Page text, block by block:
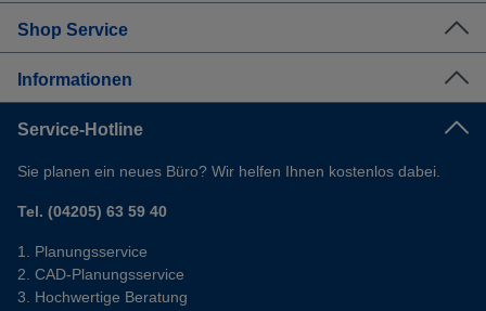
Shop Service
Informationen
Service-Hotline
Sie planen ein neues Büro? Wir helfen Ihnen kostenlos dabei.
Tel. (04205) 63 59 40
Planungsservice
CAD-Planungsservice
Hochwertige Beratung